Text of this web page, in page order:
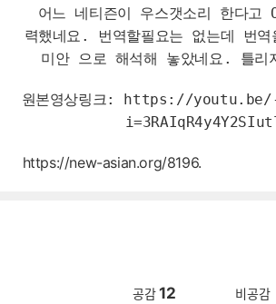
어느 네티즌이 우스갯소리 한다
력했네요. 번역할필요는 없는데 번
미안 으로 해석해 놓았네요. 틀리
원본영상링크:
https://youtu.be/-
https://new-asian.org/8196.
공감12 비공감